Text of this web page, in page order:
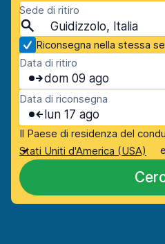
Sede di ritiro
Guidizzolo, Italia
Riconsegna nella stessa
Data di ritiro
dom 09 ago
Data di riconsegna
lun 17 ago
Il Paese di residenza del
Stati Uniti d'America (USA)